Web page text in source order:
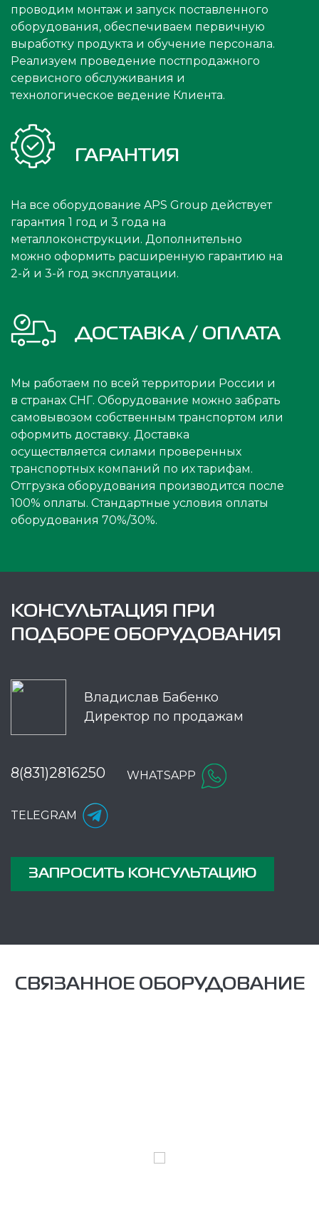
проводим монтаж и запуск поставленного
оборудования, обеспечиваем первичную
выработку продукта и обучение персонала.
Реализуем проведение постпродажного
сервисного обслуживания и
технологическое ведение Клиента.
ГАРАНТИЯ
На все оборудование APS Group действует
гарантия 1 год и 3 года на
металлоконструкции. Дополнительно
можно оформить расширенную гарантию на
2-й и 3-й год эксплуатации.
ДОСТАВКА / ОПЛАТА
Мы работаем по всей территории России и
в странах СНГ. Оборудование можно забрать
самовывозом собственным транспортом или
оформить доставку. Доставка
осуществляется силами проверенных
транспортных компаний по их тарифам.
Отгрузка оборудования производится после
100% оплаты. Стандартные условия оплаты
оборудования 70%/30%.
КОНСУЛЬТАЦИЯ ПРИ
ПОДБОРЕ ОБОРУДОВАНИЯ
Владислав Бабенко
Директор по продажам
8(831)2816250 WHATSAPP
TELEGRAM
ЗАПРОСИТЬ КОНСУЛЬТАЦИЮ
СВЯЗАННОЕ ОБОРУДОВАНИЕ